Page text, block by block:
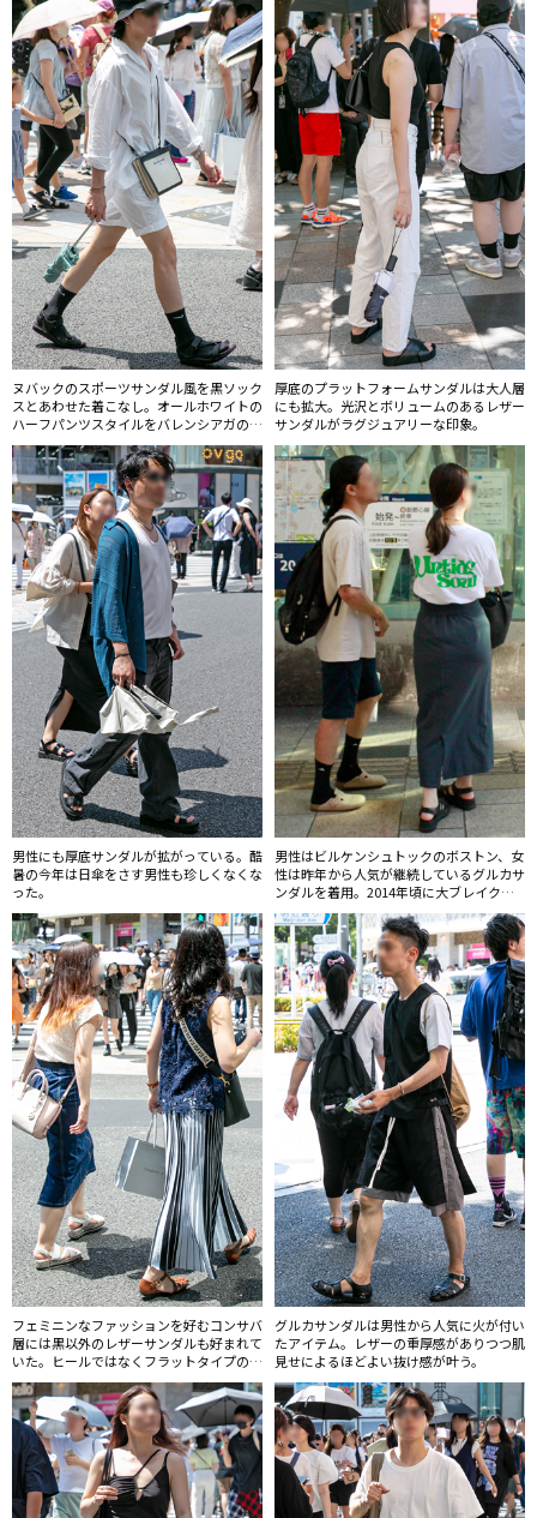
ヌバックのスポーツサンダル風を黒ソック
スとあわせた着こなし。オールホワイトの
ハーフパンツスタイルをバレンシアガのミ
ニバッグや黒小物でクールな装いに。
厚底のプラットフォームサンダルは大人層
にも拡大。光沢とボリュームのあるレザー
サンダルがラグジュアリーな印象。
男性にも厚底サンダルが拡がっている。酷
暑の今年は日傘をさす男性も珍しくなくな
った。
男性はビルケンシュトックのボストン、女
性は昨年から人気が継続しているグルカサ
ンダルを着用。2014年頃に大ブレイクし
たスポーツサンダルを経て大人っぽくラグ
ジュアリーなレザーサンダルへと移行して
いる。
フェミニンなファッションを好むコンサバ
層には黒以外のレザーサンダルも好まれて
いた。ヒールではなくフラットタイプのサ
ンダルが主流になっている。
グルカサンダルは男性から人気に火が付い
たアイテム。レザーの重厚感がありつつ肌
見せによるほどよい抜け感が叶う。